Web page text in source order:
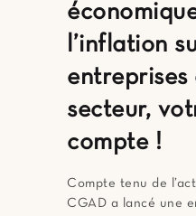
l’inflation
entreprises
secteur,
compte !
Compte tenu de
CGAD a lancé une